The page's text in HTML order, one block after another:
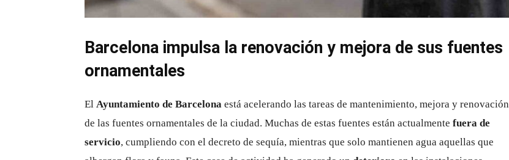
Barcelona impulsa la renovación y mejora de sus fuentes
ornamentales
El Ayuntamiento de Barcelona está acelerando las tareas de mantenimiento, mejora y renovación
de las fuentes ornamentales de la ciudad. Muchas de estas fuentes están actualmente fuera de
servicio, cumpliendo con el decreto de sequía, mientras que solo mantienen agua aquellas que